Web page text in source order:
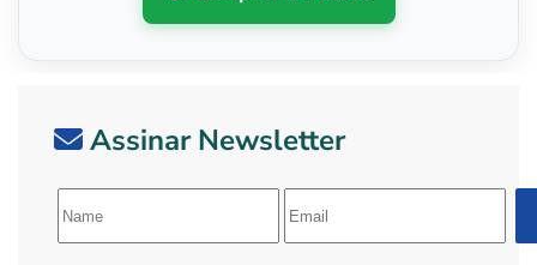
Assinar Newsletter